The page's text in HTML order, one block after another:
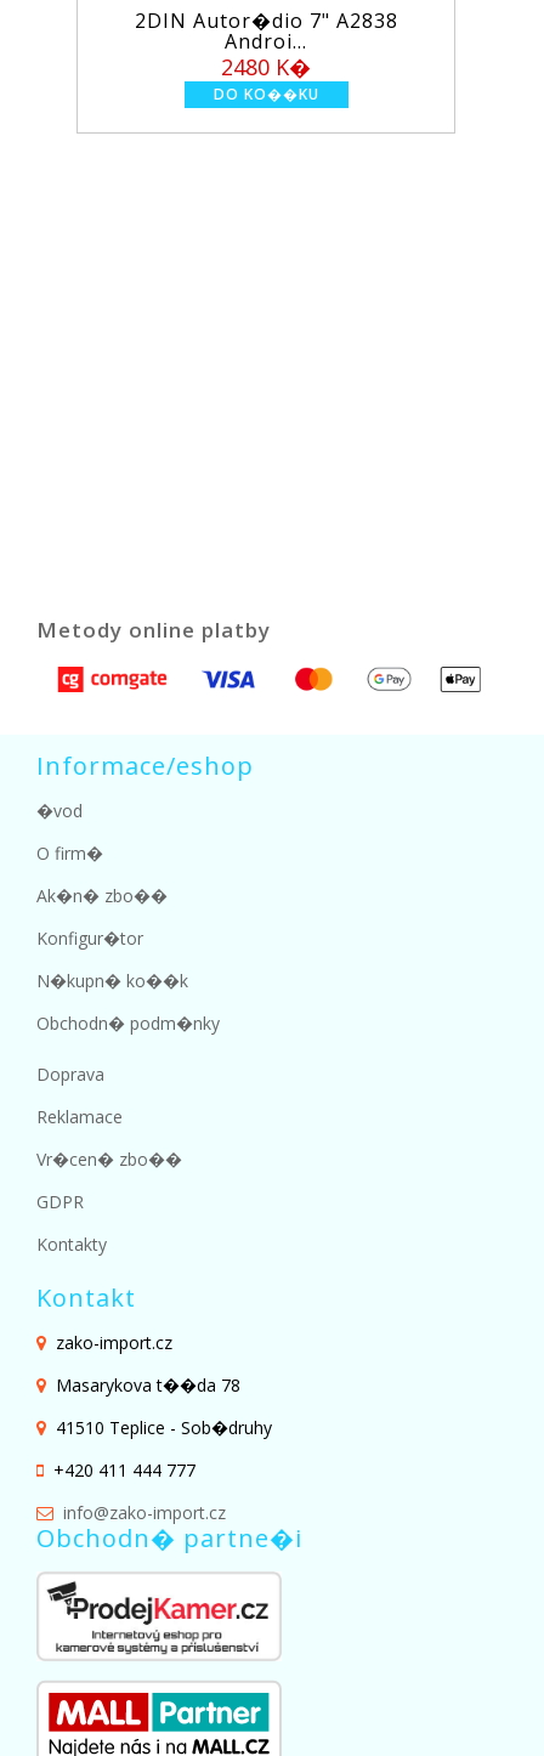
7" A2838 Wi-Fi/GSM alarm
Metody online platby
Informace/eshop
�vod
O firm�
Ak�n� zbo��
Konfigur�tor
N�kupn� ko��k
Obchodn� podm�nky
Doprava
Reklamace
Vr�cen� zbo��
GDPR
Kontakty
Kontakt
zako-import.cz
Masarykova t��da 78
41510 Teplice - Sob�druhy
+420 411 444 777
info@zako-import.cz
Obchodn� partne�i